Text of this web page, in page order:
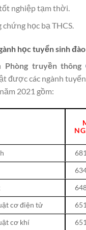
nghiệp tạm thời.
chứng học bạ THCS.
học tuyển sinh
Phòng truyền thông
được các ngành
2021 gồm:
cơ điện tử
cơ khí